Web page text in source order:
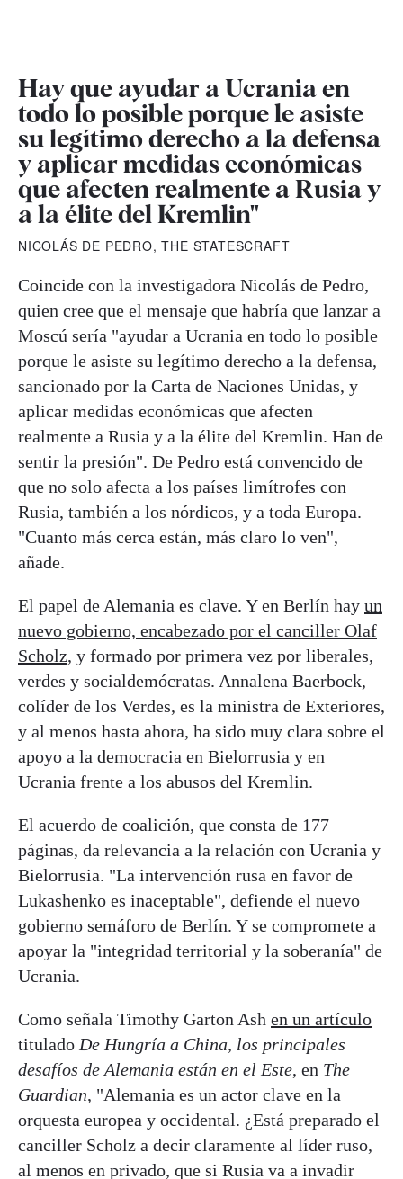
Hay que ayudar a Ucrania en
todo lo posible porque le asiste
su legítimo derecho a la defensa
y aplicar medidas económicas
que afecten realmente a Rusia y
a la élite del Kremlin"
NICOLÁS DE PEDRO, THE STATESCRAFT
Coincide con la investigadora Nicolás de Pedro,
quien cree que el mensaje que habría que lanzar a
Moscú sería "ayudar a Ucrania en todo lo posible
porque le asiste su legítimo derecho a la defensa,
sancionado por la Carta de Naciones Unidas, y
aplicar medidas económicas que afecten
realmente a Rusia y a la élite del Kremlin. Han de
sentir la presión". De Pedro está convencido de
que no solo afecta a los países limítrofes con
Rusia, también a los nórdicos, y a toda Europa.
"Cuanto más cerca están, más claro lo ven",
añade.
El papel de Alemania es clave. Y en Berlín hay un
nuevo gobierno, encabezado por el canciller Olaf
Scholz, y formado por primera vez por liberales,
verdes y socialdemócratas. Annalena Baerbock,
colíder de los Verdes, es la ministra de Exteriores,
y al menos hasta ahora, ha sido muy clara sobre el
apoyo a la democracia en Bielorrusia y en
Ucrania frente a los abusos del Kremlin.
El acuerdo de coalición, que consta de 177
páginas, da relevancia a la relación con Ucrania y
Bielorrusia. "La intervención rusa en favor de
Lukashenko es inaceptable", defiende el nuevo
gobierno semáforo de Berlín. Y se compromete a
apoyar la "integridad territorial y la soberanía" de
Ucrania.
Como señala Timothy Garton Ash en un artículo
titulado De Hungría a China, los principales
desafíos de Alemania están en el Este, en The
Guardian, "Alemania es un actor clave en la
orquesta europea y occidental. ¿Está preparado el
canciller Scholz a decir claramente al líder ruso,
al menos en privado, que si Rusia va a invadir